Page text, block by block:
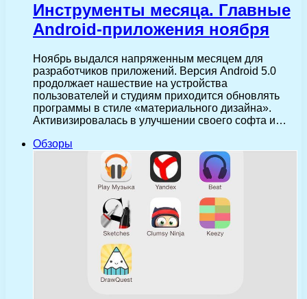
Инструменты месяца. Главные
Android-приложения ноября
Ноябрь выдался напряженным месяцем для
разработчиков приложений. Версия Android 5.0
продолжает нашествие на устройства
пользователей и студиям приходится обновлять
программы в стиле «материального дизайна».
Активизировалась в улучшении своего софта и…
Обзоры